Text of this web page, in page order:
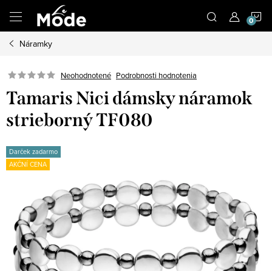
obsah
Náramky
Neohodnotené Podrobnosti hodnotenia
Tamaris Nici dámsky náramok
strieborný TF080
Darček zadarmo
AKČNÍ CENA